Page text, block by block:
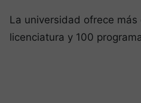
La universidad ofrece
licenciatura y 100